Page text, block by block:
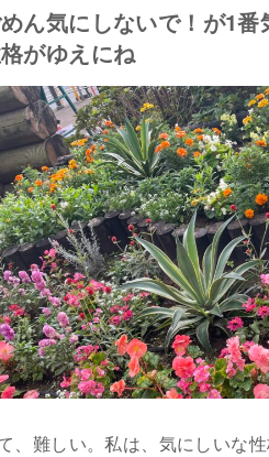
ん気にしないで！が1
がゆえにね
、難しい。私は、気にしいな